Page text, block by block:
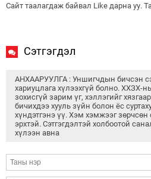
Сайт таалагдаж байвал Like дарна уу.
Сэтгэгдэл
АНХААРУУЛГА : Уншигчдын бичсэн
хариуцлага хүлээхгүй болно. ХХЗХ-
зохисгүй зарим үг, хэллэгийг
бичихдээ хууль зүйн болон ёс
хүндэтгэнэ үү. Хэм хэмжээг зөрчсөн
эрхтэй. Сэтгэгдэлтэй холбоотой
хүлээн авна